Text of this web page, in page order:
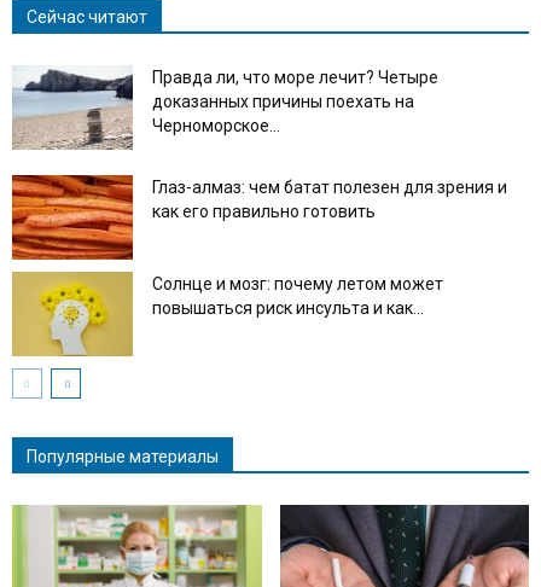
Сейчас читают
Правда ли, что море лечит? Четыре
доказанных причины поехать на
Черноморское...
Глаз-алмаз: чем батат полезен для зрения и
как его правильно готовить
Солнце и мозг: почему летом может
повышаться риск инсульта и как...
Популярные материалы